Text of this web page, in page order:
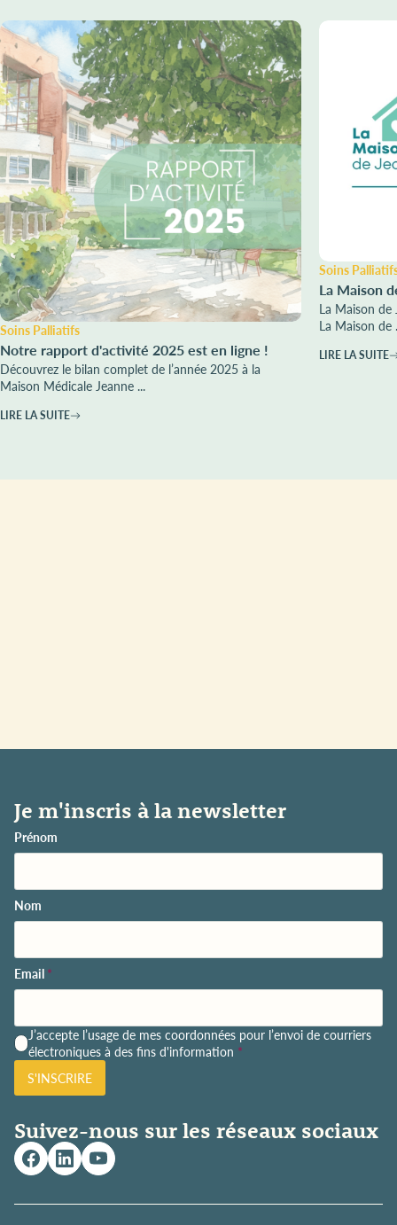
Soins Palliatifs
Notre rapport d'activité 2025 est en ligne !
Découvrez le bilan complet de l’année 2025 à la
Maison Médicale Jeanne ...
LIRE LA SUITE
Soins
La Maison
La Maison de
La Maison de
LIRE LA SUITE
Je m'inscris à la newsletter
Prénom
Nom
Email *
P
o
l
t
q
u
e
e
J’accepte l’usage de mes coordonnées pour l’envoi de courriers
électroniques à des fins d'information *
S'INSCRIRE
Suivez-nous sur les réseaux sociaux